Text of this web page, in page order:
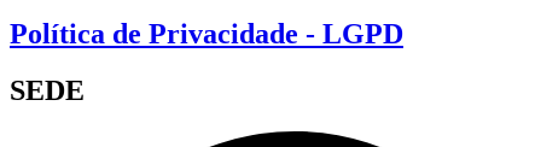
Política de Privacidade - LGPD
SEDE